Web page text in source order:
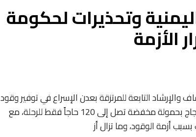
وتحذيرات لحكومة
الأزمة
والإرشاد التابعة للمرتزقة بعدن الإسراع في توفير وقود
الطائرات، محذرةً من احتمال تشغيل بعض رحلات عودة الحجاج بحمولة مخفضة تصل إلى 120 حاجاً فقط للرحلة، مع
أزمة الوقود، وما تزال أز